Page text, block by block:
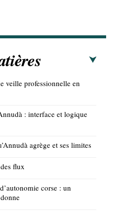
veille professionnelle en
: interface et logique
agrège et ses limites
flux
corse : un